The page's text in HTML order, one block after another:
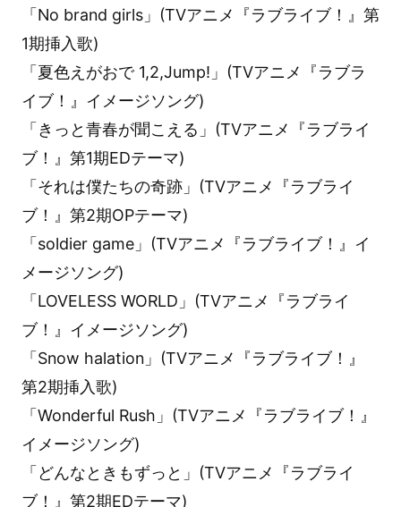
「No brand girls」(TVアニメ『ラブライブ！』第
1期挿入歌)
「夏色えがおで 1,2,Jump!」(TVアニメ『ラブラ
イブ！』イメージソング)
「きっと青春が聞こえる」(TVアニメ『ラブライ
ブ！』第1期EDテーマ)
「それは僕たちの奇跡」(TVアニメ『ラブライ
ブ！』第2期OPテーマ)
「soldier game」(TVアニメ『ラブライブ！』イ
メージソング)
「LOVELESS WORLD」(TVアニメ『ラブライ
ブ！』イメージソング)
「Snow halation」(TVアニメ『ラブライブ！』
第2期挿入歌)
「Wonderful Rush」(TVアニメ『ラブライブ！』
イメージソング)
「どんなときもずっと」(TVアニメ『ラブライ
ブ！』第2期EDテーマ)